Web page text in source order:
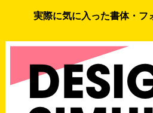
実際に気に入った書体・フ